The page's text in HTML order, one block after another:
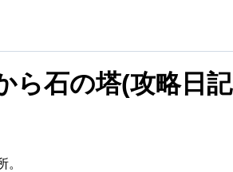
ら石の塔(攻略日記